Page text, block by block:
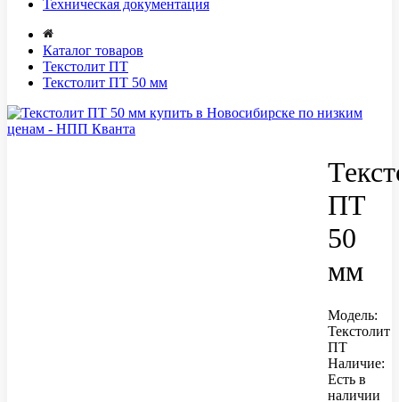
Техническая документация
Каталог товаров
Текстолит ПТ
Текстолит ПТ 50 мм
ПТ
50
мм
Модель:
Текстолит
ПТ
Наличие:
Есть в
наличии